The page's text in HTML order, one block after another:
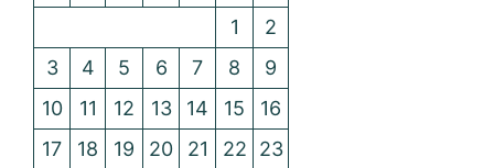
1
2
3
4 5 6 7 8
9
10
11 12 13 14 15
16
17
18 19 20 21 22
23